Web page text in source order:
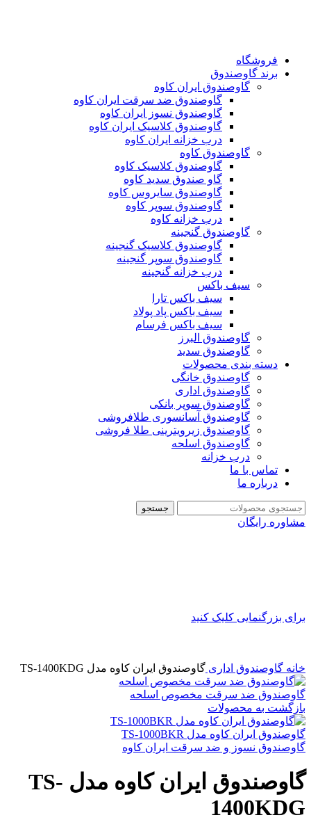
فروشگاه
برند گاوصندوق
گاوصندوق ایران کاوه
گاوصندوق ضد سرقت ایران کاوه
گاوصندوق نسوز ایران کاوه
گاوصندوق کلاسیک ایران کاوه
درب خزانه ایران کاوه
گاوصندوق کاوه
گاوصندوق کلاسیک کاوه
گاو صندوق سدید کاوه
گاوصندوق سایروس کاوه
گاوصندوق سوپر کاوه
درب خزانه کاوه
گاوصندوق گنجینه
گاوصندوق کلاسیک گنجینه
گاوصندوق سوپر گنجینه
درب خزانه گنجینه
سیف باکس
سیف باکس تارا
سیف باکس پاد پولاد
سیف باکس فرسام
گاوصندوق البرز
گاوصندوق سدید
دسته بندی محصولات
گاوصندوق خانگی
گاوصندوق اداری
گاوصندوق سوپر بانکی
گاوصندوق آسانسوری طلافروشی
گاوصندوق زیرویترینی طلا فروشی
گاوصندوق اسلحه
درب خزانه
تماس با ما
درباره ما
جستجو
مشاوره رایگان
برای بزرگنمایی کلیک کنید
خانه گاوصندوق اداری گاوصندوق ایران کاوه مدل TS-1400KDG
گاوصندوق ضد سرقت مخصوص اسلحه
بازگشت به محصولات
گاوصندوق ایران کاوه مدل TS-1000BKR
گاوصندوق نسوز و ضد سرقت ایران کاوه
گاوصندوق ایران کاوه مدل TS-
1400KDG